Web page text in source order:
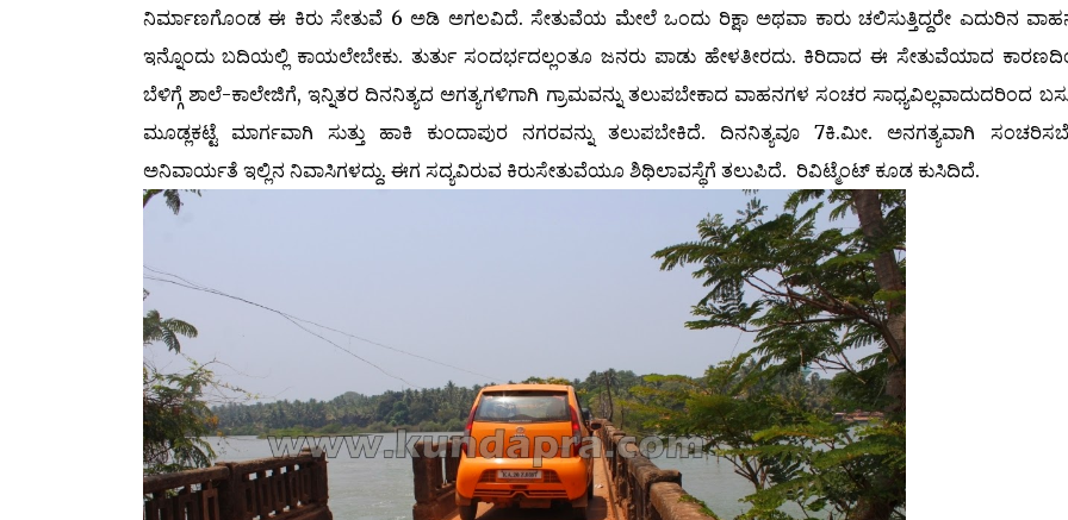
ನಿರ್ಮಾಣಗೊಂಡ ಈ ಕಿರು ಸೇತುವೆ 6 ಅಡಿ ಅಗಲವಿದೆ. ಸೇತುವೆಯ ಮೇಲೆ ಒಂದು ರಿಕ್ಷಾ ಅಥವಾ ಕಾರು ಚಲಿಸುತ್ತಿದ್ದರೇ ಎದುರಿನ
ಇನ್ನೊಂದು ಬದಿಯಲ್ಲಿ ಕಾಯಲೇಬೇಕು. ತುರ್ತು ಸಂದರ್ಭದಲ್ಲಂತೂ ಜನರು ಪಾಡು ಹೇಳತೀರದು. ಕಿರಿದಾದ ಈ ಸೇತುವೆಯಾದ
ಬೆಳಿಗ್ಗೆ ಶಾಲೆ-ಕಾಲೇಜಿಗೆ, ಇನ್ನಿತರ ದಿನನಿತ್ಯದ ಅಗತ್ಯಗಳಿಗಾಗಿ ಗ್ರಾಮವನ್ನು ತಲುಪಬೇಕಾದ ವಾಹನಗಳ ಸಂಚರ ಸಾಧ್ಯವಿಲ್ಲವಾದುದರಿಂದ
ಮೂಡ್ಲಕಟ್ಟೆ ಮಾರ್ಗವಾಗಿ ಸುತ್ತು ಹಾಕಿ ಕುಂದಾಪುರ ನಗರವನ್ನು ತಲುಪಬೇಕಿದೆ. ದಿನನಿತ್ಯವೂ 7ಕಿ.ಮೀ. ಅನಗತ್ಯವಾಗಿ
ಅನಿವಾರ್ಯತೆ ಇಲ್ಲಿನ ನಿವಾಸಿಗಳದ್ದು. ಈಗ ಸದ್ಯವಿರುವ ಕಿರುಸೇತುವೆಯೂ ಶಿಥಿಲಾವಸ್ಥೆಗೆ ತಲುಪಿದೆ. ರಿವಿಟ್ಮೆಂಟ್ ಕೂಡ ಕುಸಿದಿದೆ.